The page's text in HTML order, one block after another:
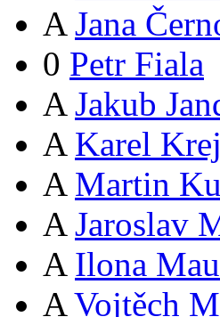
A Jana
0 Petr Fiala
A Jakub
A Karel
A Martin
A Jaroslav
A Ilona
A Vojtěch